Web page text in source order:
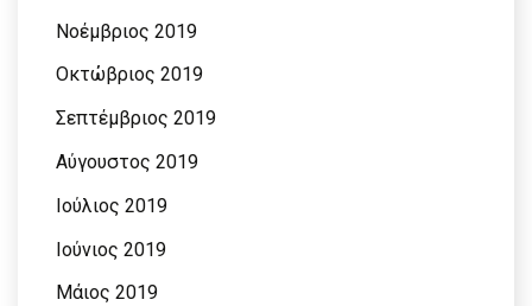
Νοέμβριος 2019
Οκτώβριος 2019
Σεπτέμβριος 2019
Αύγουστος 2019
Ιούλιος 2019
Ιούνιος 2019
Μάιος 2019